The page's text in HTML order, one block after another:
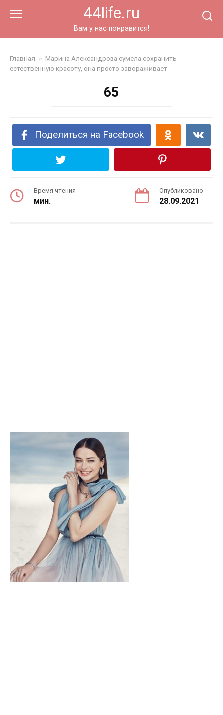
44life.ru
Вам у нас понравится!
Главная » Марина Александрова сумела сохранить
естественную красоту, она просто завораживает
65
Поделиться на Facebook
Время чтения
мин.
Опубликовано
28.09.2021